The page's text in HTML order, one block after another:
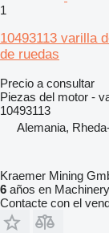
1
10493113 varilla
de ruedas
Precio a consultar
Piezas del motor -
10493113
Alemania,
Kraemer Mining
6 años en
Contacte con el